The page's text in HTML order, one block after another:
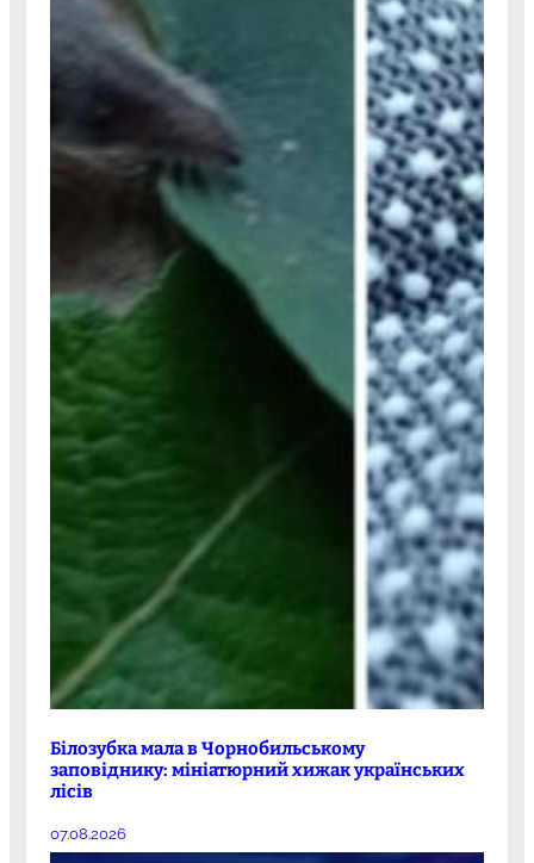
Білозубка мала в Чорнобильському
заповіднику: мініатюрний хижак українських
лісів
07.08.2026